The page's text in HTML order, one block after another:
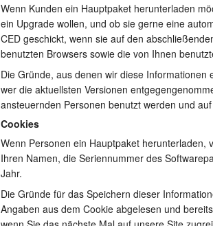
Wenn Kunden ein Hauptpaket herunterladen
ein Upgrade wollen, und ob sie gerne eine
CED geschickt, wenn sie auf den
benutzten Browsers sowie die von Ihnen
Die Gründe, aus denen wir diese
wer die aktuellsten Versionen
ansteuernden Personen benutzt werden und
Cookies
Wenn Personen ein Hauptpaket herunterladen,
Ihren Namen, die Seriennummer des
Jahr.
Die Gründe für das Speichern dieser
Angaben aus dem Cookie abgelesen und